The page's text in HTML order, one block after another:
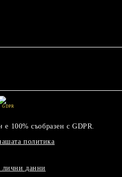
GDPR
100% съобразен с GDPR.
политика
данни